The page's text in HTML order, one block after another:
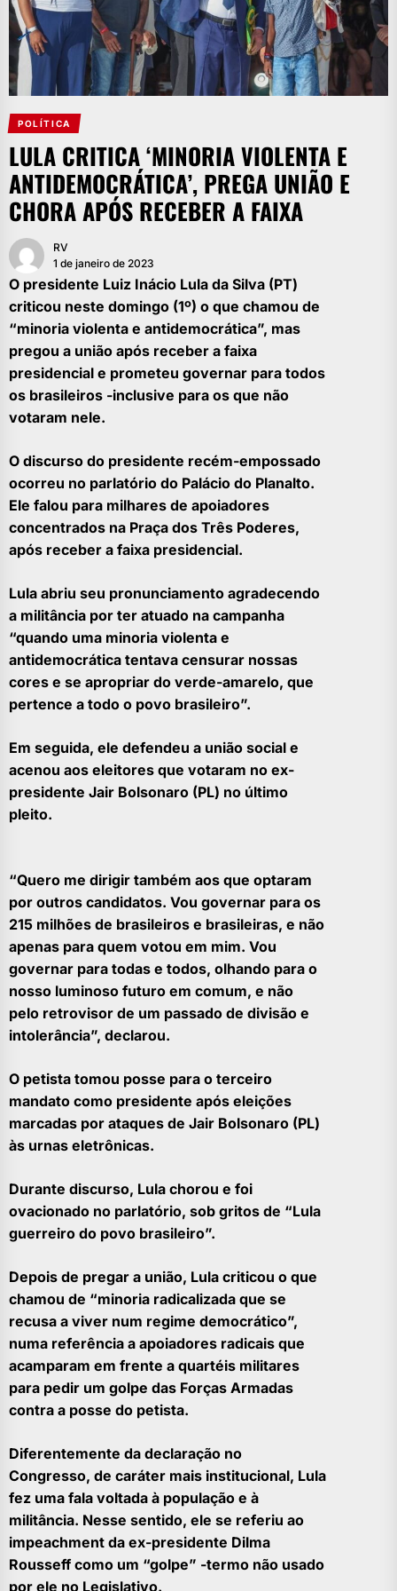
POLÍTICA
LULA CRITICA ‘MINORIA VIOLENTA E
ANTIDEMOCRÁTICA’, PREGA UNIÃO E
CHORA APÓS RECEBER A FAIXA
RV
1 de janeiro de 2023
O presidente Luiz Inácio Lula da Silva (PT)
criticou neste domingo (1º) o que chamou de
“minoria violenta e antidemocrática”, mas
pregou a união após receber a faixa
presidencial e prometeu governar para todos
os brasileiros -inclusive para os que não
votaram nele.
O discurso do presidente recém-empossado
ocorreu no parlatório do Palácio do Planalto.
Ele falou para milhares de apoiadores
concentrados na Praça dos Três Poderes,
após receber a faixa presidencial.
Lula abriu seu pronunciamento agradecendo
a militância por ter atuado na campanha
“quando uma minoria violenta e
antidemocrática tentava censurar nossas
cores e se apropriar do verde-amarelo, que
pertence a todo o povo brasileiro”.
Em seguida, ele defendeu a união social e
acenou aos eleitores que votaram no ex-
presidente Jair Bolsonaro (PL) no último
pleito.
“Quero me dirigir também aos que optaram
por outros candidatos. Vou governar para os
215 milhões de brasileiros e brasileiras, e não
apenas para quem votou em mim. Vou
governar para todas e todos, olhando para o
nosso luminoso futuro em comum, e não
pelo retrovisor de um passado de divisão e
intolerância”, declarou.
O petista tomou posse para o terceiro
mandato como presidente após eleições
marcadas por ataques de Jair Bolsonaro (PL)
às urnas eletrônicas.
Durante discurso, Lula chorou e foi
ovacionado no parlatório, sob gritos de “Lula
guerreiro do povo brasileiro”.
Depois de pregar a união, Lula criticou o que
chamou de “minoria radicalizada que se
recusa a viver num regime democrático”,
numa referência a apoiadores radicais que
acamparam em frente a quartéis militares
para pedir um golpe das Forças Armadas
contra a posse do petista.
Diferentemente da declaração no
Congresso, de caráter mais institucional, Lula
fez uma fala voltada à população e à
militância. Nesse sentido, ele se referiu ao
impeachment da ex-presidente Dilma
Rousseff como um “golpe” -termo não usado
por ele no Legislativo.